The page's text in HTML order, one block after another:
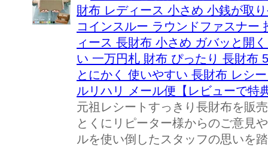
財布 レディース 小さめ 小銭が取
コインスルー ラウンドファスナー
ィース 長財布 小さめ ガバッと開
い 一万円札 財布 ぴったり 長財布
とにかく 使いやすい 長財布 レシ
ルリハリ メール便【レビューで特
元祖レシートすっきり長財布を販
とくにリピーター様からのご意見
ルを使い倒したスタッフの思いを